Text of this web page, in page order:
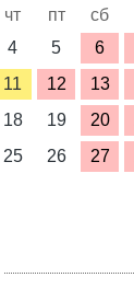
чт пт сб
4 5 6
11 12 13
18 19 20
25 26 27